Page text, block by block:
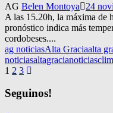
AG Belen Montoya 24
A las 15.20h, la máxima de
pronóstico indica más
cordobeses....
ag noticiasAlta Graciaalta
noticiasaltagracianoticias
Navegación
de
entradas
1 2 3
Seguinos!